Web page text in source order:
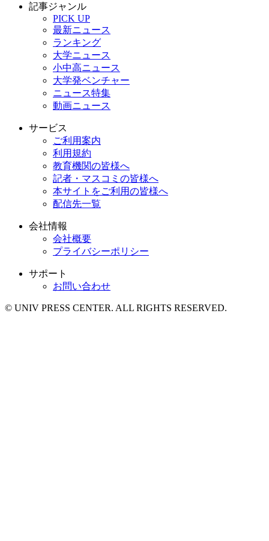
記事ジャンル
PICK UP
最新ニュース
ランキング
大学ニュース
小中高ニュース
大学発ベンチャー
ニュース特集
動画ニュース
サービス
ご利用案内
利用規約
教育機関の皆様へ
記者・マスコミの皆様へ
本サイトをご利用の皆様へ
配信先一覧
会社情報
会社概要
プライバシーポリシー
サポート
お問い合わせ
© UNIV PRESS CENTER. ALL RIGHTS RESERVED.